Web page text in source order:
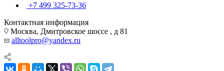
+7 499 325-73-36
Контактная информация
Москва, Дмитровское шоссе , д 81
alltoolpro@yandex.ru